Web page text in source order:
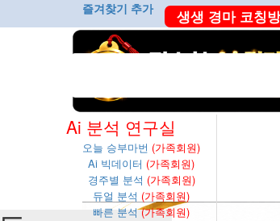
즐겨찾기 추가 생생 경마 코칭
Ai 분석 연구실
오늘 승부마번 (가족회원)
Ai 빅데이터 (가족회원)
경주별 분석 (가족회원)
듀얼 분석 (가족회원)
빠른 분석(가족회원)